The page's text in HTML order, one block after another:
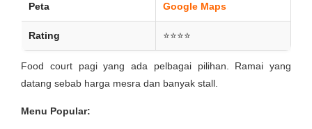
Peta Google Maps
Rating ⭐⭐⭐⭐
Food court pagi yang ada pelbagai pilihan. Ramai yang
datang sebab harga mesra dan banyak stall.
Menu Popular: